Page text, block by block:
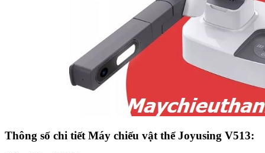
Thông số chi tiết Máy chiếu vật thể Joyusing V513: